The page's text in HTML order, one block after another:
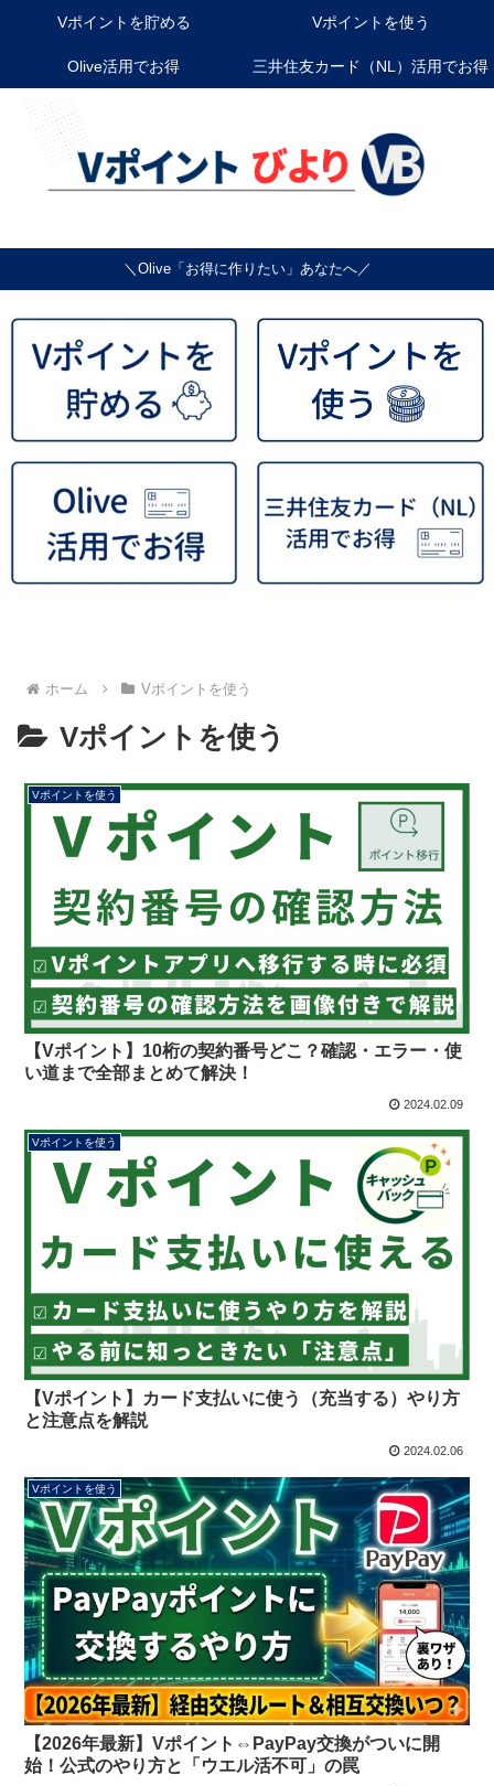
Vポイントを貯める Vポイントを使う
Olive活用でお得 三井住友カード（NL）活用でお得
＼Olive「お得に作りたい」あなたへ／
ホーム Vポイントを使う
Vポイントを使う
Vポイントを使う
【Vポイント】10桁の契約番号どこ？確認・エラー・使
い道まで全部まとめて解決！
2024.02.09
Vポイントを使う
【Vポイント】カード支払いに使う（充当する）やり方
と注意点を解説
2024.02.06
Vポイントを使う
【2026年最新】Vポイント⇔PayPay交換がついに開
始！公式のやり方と「ウエル活不可」の罠